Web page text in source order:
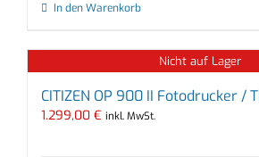
In den Warenkorb
Nicht auf Lager
CITIZEN OP 900 II Fotodrucker /
1.299,00 € inkl. MwSt.